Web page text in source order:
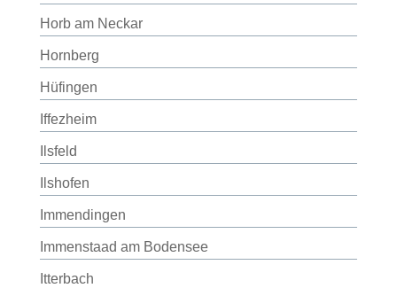
Horb am Neckar
Hornberg
Hüfingen
Iffezheim
Ilsfeld
Ilshofen
Immendingen
Immenstaad am Bodensee
Itterbach